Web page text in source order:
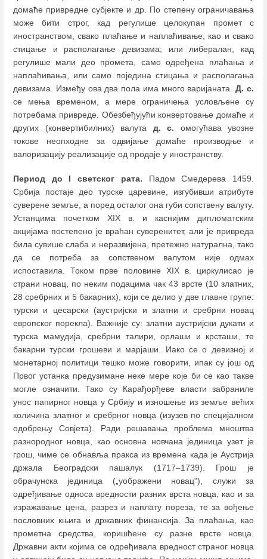
домаће привредне субјекте и др. По степену ограничавања
може бити строг, кад регулише целокупан промет с
иностранством, свако плаћање и наплаћивање, као и свако
стицање и располагање девизама; или либералан, кад
регулише мали део промета, само одређена плаћања и
наплаћивања, или само поједина стицања и располагања
девизама. Између ова два пола има много варијаната.Д. с.
се мења временом, а мере ограничења условљене су
потребама привреде. Обезбеђујући конвертовање домаће и
других (конвертибилних) валута д. с. омогућава увозне
токове неопходне за одвијање домаће производње и
валоризацију реализације од продаје у иностранству.
Период до I светског рата. Падом Смедерева 1459.
Србија постаје део турске царевине, изгубивши атрибуте
суверене земље, а поред осталог она губи сопствену валуту.
Устанцима почетком XIX в. и каснијим дипломатским
акцијама постепено је враћан суверенитет, али је привреда
била сувише слаба и неразвијена, претежно натурална, тако
да се потреба за сопственом валутом није одмах
испоставила. Током прве половине XIX в. циркулисао је
страни новац, по неким подацима чак 43 врсте (10 златних,
28 сребрних и 5 бакарних), који се делио у две главне групе:
турски и цесарски (аустријски и златни и сребрни новац
европског порекла). Важније су: златни аустријски дукати и
турска мамудија, сребрни талири, орлаши и крсташи, те
бакарни турски грошеви и марјаши. Иако се о девизној и
монетарној политици тешко може говорити, ипак су још од
Првог устанка предузимане неке мере које би се као такве
могле означити. Тако су Карађорђеве власти забраниле
унос папирног новца у Србију и изношење из земље већих
количина златног и сребрног новца (изузев по специјалном
одобрењу Совјета). Ради решавања проблема мноштва
разнородног новца, као основна новчана јединица узет је
грош, чиме се обнавља пракса из времена када је Аустрија
држала Београдски пашалук (1717–1739). Грош је
обрачунска јединица („уображени новац"), служи за
одређивање односа вредности разних врста новца, као и за
изражавање цена, разрез и наплату пореза, те за вођење
пословних књига и државних финансија. За плаћања, као
прометна средства, коришћене су разне врсте новца.
Државни акти којима се одређивала вредност страног новца